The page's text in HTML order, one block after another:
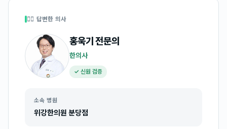
👩‍⚕️ 답변한 의사
홍욱기전문의
한의사
✓ 신원 검증
소속 병원
위강한의원 분당점